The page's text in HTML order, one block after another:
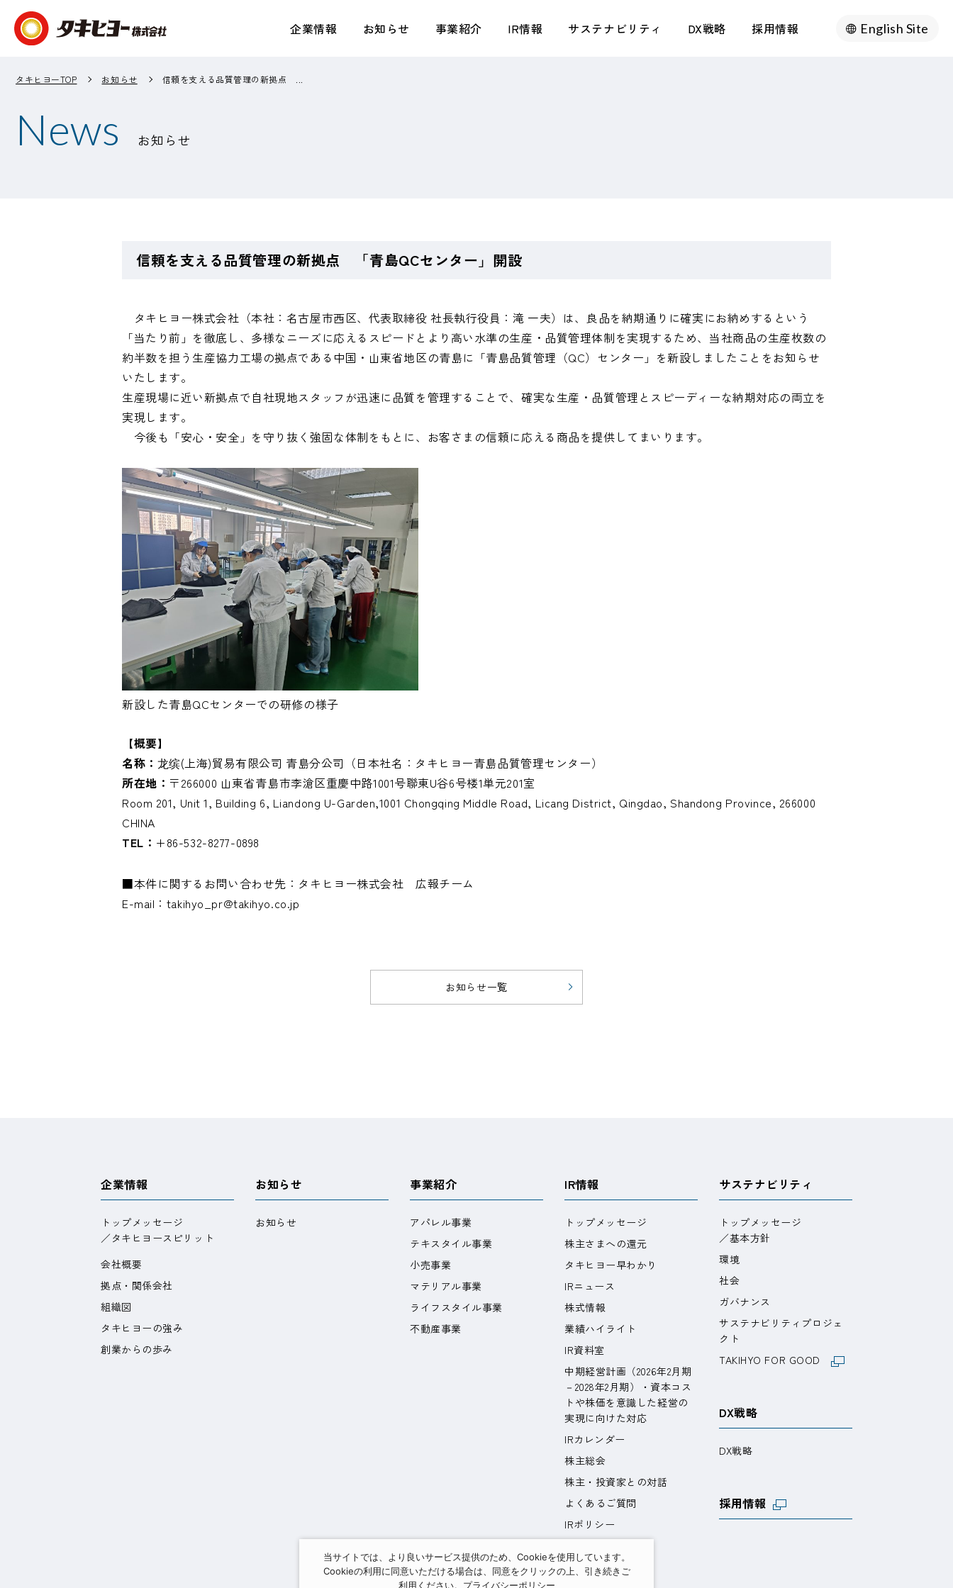
企業情報 お知らせ 事業紹介 IR情報
中期経営計画（2026年2月期－2028年2月
期）・資本コストや株価を意識した経営の
IRカレンダー
株主総会
株主・投資家との対話
よくあるご質問
免責事項
サステナビリティ DX戦略 採用情報 English Site
タキヒヨーTOP お知らせ 信頼を支える品質管理の新拠点 ...
News お知らせ
信頼を支える品質管理の新拠点 「青島QCセンター」開設
タキヒヨー株式会社（本社：名古屋市西区、代表取締役 社長執行役員：滝 一夫）は、良品を納期通りに確実にお納めするという
「当たり前」を徹底し、多様なニーズに応えるスピードとより高い水準の生産・品質管理体制を実現するため、当社商品の生産枚数の
約半数を担う生産協力工場の拠点である中国・山東省地区の青島に「青島品質管理（QC）センター」を新設しましたことをお知らせ
いたします。
生産現場に近い新拠点で自社現地スタッフが迅速に品質を管理することで、確実な生産・品質管理とスピーディーな納期対応の両立を
実現します。
今後も「安心・安全」を守り抜く強固な体制をもとに、お客さまの信頼に応える商品を提供してまいります。
新設した青島QCセンターでの研修の様子
【概要】
名称： 龙缤(上海)貿易有限公司 青島分公司（日本社名：タキヒヨー青島品質管理センター）
所在地： 〒266000 山東省青島市李滄区重慶中路1001号聯東U谷6号楼1単元201室
Room 201, Unit 1, Building 6, Liandong U-Garden,1001 Chongqing Middle Road, Licang District, Qingdao, Shandong Province, 266000
CHINA
TEL： +86-532-8277-0898
■本件に関するお問い合わせ先：タキヒヨー株式会社 広報チーム
E-mail：takihyo_pr@takihyo.co.jp
お知らせ一覧
企業情報
トップメッセージ
／タキヒヨースピリット
会社概要
拠点・関係会社
組織図
タキヒヨーの強み
創業からの歩み
お知らせ
お知らせ
事業紹介
アパレル事業
テキスタイル事業
小売事業
マテリアル事業
ライフスタイル事業
不動産事業
IR情報
トップメッセージ
株主さまへの還元
タキヒヨー早わかり
IRニュース
株式情報
業績ハイライト
IR資料室
中期経営計画（2026年2月期
－2028年2月期）・資本コス
トや株価を意識した経営の
実現に向けた対応
IRカレンダー
株主総会
株主・投資家との対話
よくあるご質問
IRポリシー
サステナビリティ
トップメッセージ
／基本方針
環境
社会
ガバナンス
サステナビリティプロジェ
クト
TAKIHYO FOR GOOD
DX戦略
DX戦略
採用情報
当サイトでは、より良いサービス提供のため、Cookieを使用しています。
Cookieの利用に同意いただける場合は、同意をクリックの上、引き続きご
利用ください。 プライバシーポリシー